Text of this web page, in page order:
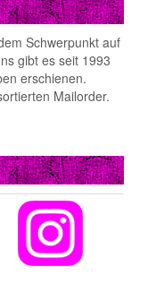
Schwerpunkt auf
gibt es seit 1993
erschienen.
Mailorder.